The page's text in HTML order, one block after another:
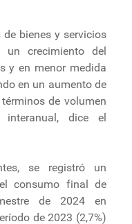
bienes y servicios
un crecimiento del
y en menor medida
en un aumento de
de volumen
dice el
se registró un
consumo final de
de 2024 en
de 2023 (2,7%)